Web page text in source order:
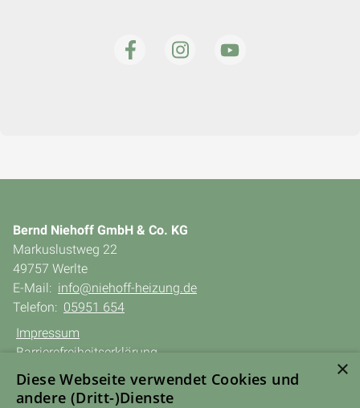
Bernd Niehoff GmbH & Co. KG
Markuslustweg 22
49757 Werlte
E-Mail: info@niehoff-heizung.de
Telefon: 05951 654
Impressum
Barrierefreiheitserklärung
Datenschutzerklärung
AGB
×
Diese Webseite verwendet Cookies und
andere (Dritt-)Dienste